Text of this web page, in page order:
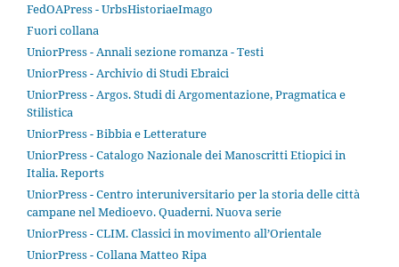
FedOAPress - UrbsHistoriaeImago
Fuori collana
UniorPress - Annali sezione romanza - Testi
UniorPress - Archivio di Studi Ebraici
UniorPress - Argos. Studi di Argomentazione, Pragmatica e
Stilistica
UniorPress - Bibbia e Letterature
UniorPress - Catalogo Nazionale dei Manoscritti Etiopici in
Italia. Reports
UniorPress - Centro interuniversitario per la storia delle città
campane nel Medioevo. Quaderni. Nuova serie
UniorPress - CLIM. Classici in movimento all’Orientale
UniorPress - Collana Matteo Ripa